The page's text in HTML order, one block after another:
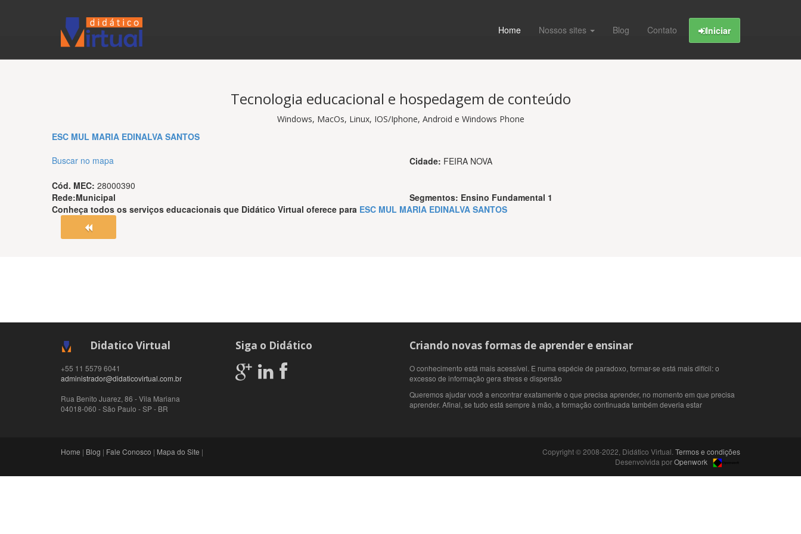
Home Nossos sites Blog Contato Iniciar
Tecnologia educacional e hospedagem de conteúdo
Windows, MacOs, Linux, IOS/Iphone, Android e Windows Phone
ESC MUL MARIA EDINALVA SANTOS
Buscar no mapa
Cidade: FEIRA NOVA
Cód. MEC: 28000390
Rede:Municipal Segmentos: Ensino Fundamental 1
Conheça todos os serviços educacionais que Didático Virtual oferece para ESC MUL MARIA EDINALVA SANTOS
Didatico Virtual
+55 11 5579 6041
administrador@didaticovirtual.com.br
Rua Benito Juarez, 86 - Vila Mariana
04018-060 -São Paulo -SP- BR
Siga o Didático Criando novas formas de aprender e ensinar
O conhecimento está mais acessível. E numa espécie de paradoxo, formar-se está mais difícil: o
excesso de informação gera stress e dispersão
Queremos ajudar você a encontrar exatamente o que precisa aprender, no momento em que precisa
aprender. Afinal, se tudo está sempre à mão, a formação continuada também deveria estar
Home | Blog | Fale Conosco | Mapa do Site | Copyright © 2008-2022, Didático Virtual. Termos e condições
Desenvolvida porOpenwork